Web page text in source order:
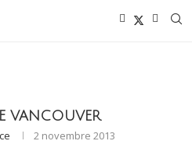
VANCOUVER
2 novembre 2013